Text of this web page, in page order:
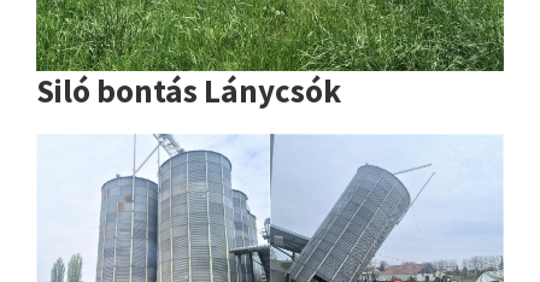
Siló bontás Lánycsók